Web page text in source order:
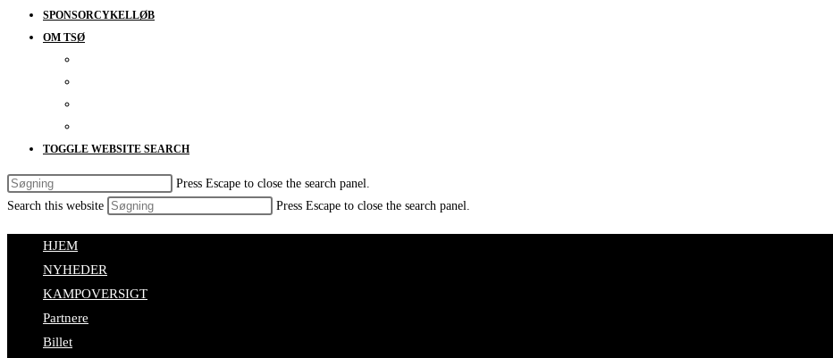
SPONSORCYKELLØB
OM TSØ
TOGGLE WEBSITE SEARCH
Press Escape to close the search panel.
Search this website
Press Escape to close the search panel.
HJEM
NYHEDER
KAMPOVERSIGT
Partnere
Billet